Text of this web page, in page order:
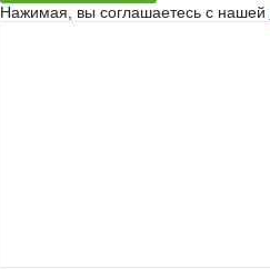
Нажимая, вы соглашаетесь с нашей